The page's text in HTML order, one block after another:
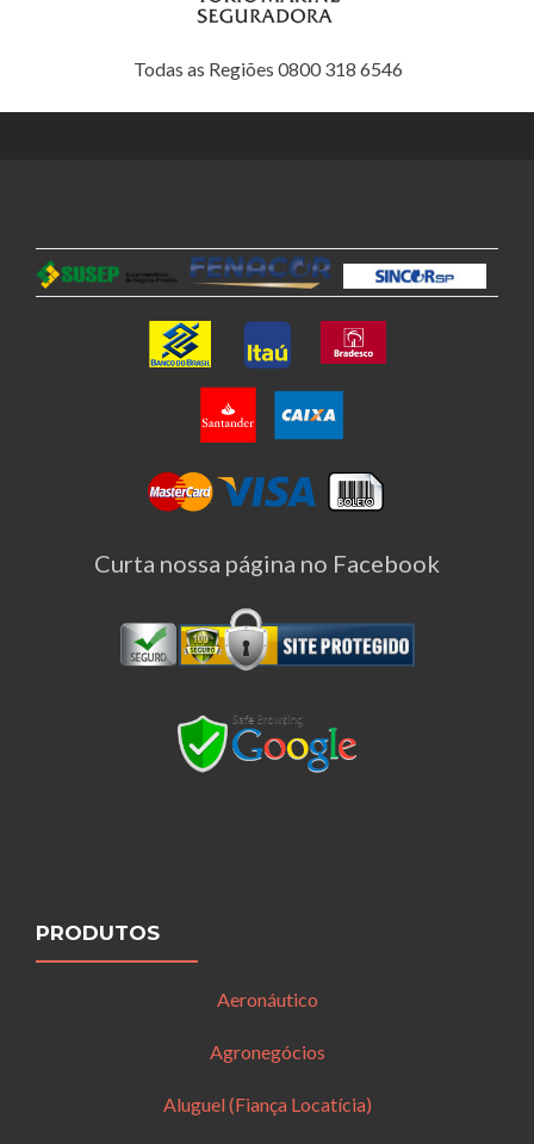
Todas as Regiões 0800 318 6546
Curta nossa página no Facebook
PRODUTOS
Aeronáutico
Agronegócios
Aluguel (Fiança Locatícia)